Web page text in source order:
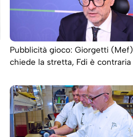
Pubblicità gioco: Giorgetti (Mef)
chiede la stretta, Fdi è contraria